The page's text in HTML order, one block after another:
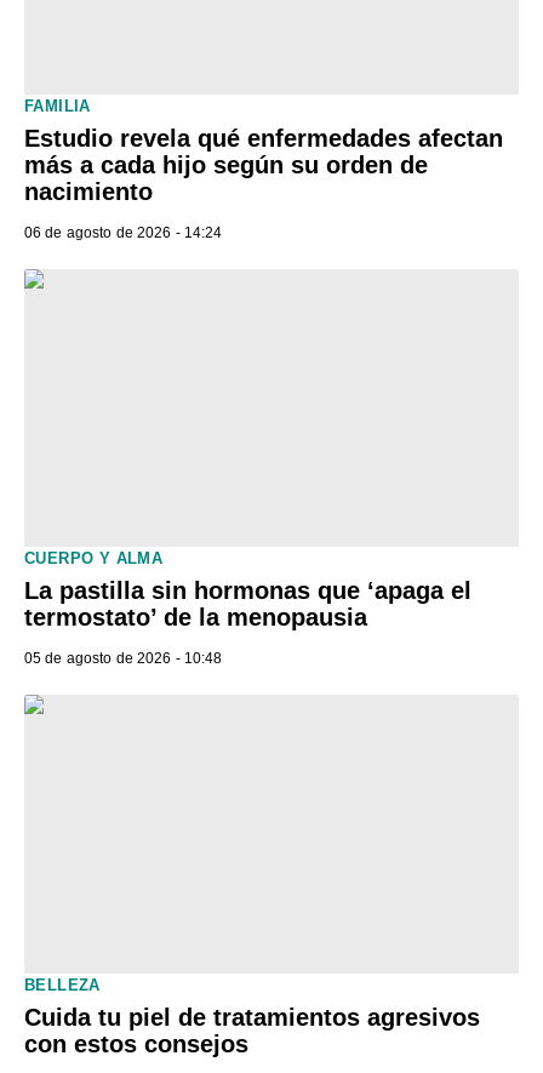
FAMILIA
Estudio revela qué enfermedades afectan
más a cada hijo según su orden de
nacimiento
06 de agosto de 2026 - 14:24
CUERPO Y ALMA
La pastilla sin hormonas que ‘apaga el
termostato’ de la menopausia
05 de agosto de 2026 - 10:48
BELLEZA
Cuida tu piel de tratamientos agresivos
con estos consejos